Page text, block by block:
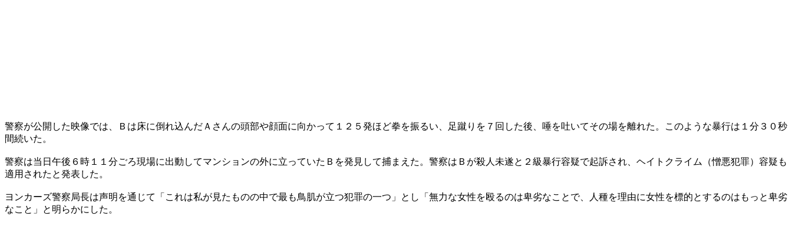
警察が公開した映像では、Ｂは床に倒れ込んだＡさんの頭部や顔面に向かって１２５発ほど拳を振るい、足蹴りを７回した後、唾を吐いてその場を離れた。このような暴行は１分３０秒
間続いた。
警察は当日午後６時１１分ごろ現場に出動してマンションの外に立っていたＢを発見して捕まえた。警察はＢが殺人未遂と２級暴行容疑で起訴され、ヘイトクライム（憎悪犯罪）容疑も
適用されたと発表した。
ヨンカーズ警察局長は声明を通じて「これは私が見たものの中で最も鳥肌が立つ犯罪の一つ」とし「無力な女性を殴るのは卑劣なことで、人種を理由に女性を標的とするのはもっと卑劣
なこと」と明らかにした。